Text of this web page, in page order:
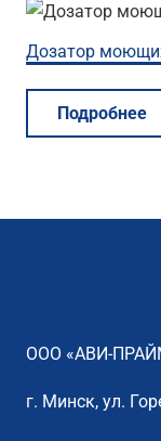
Дозатор
Подробнее
ООО «АВИ-
г. Минск, ул.